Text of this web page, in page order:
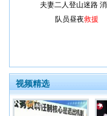
夫妻二人登山迷路
队员昼夜救援
视频精选